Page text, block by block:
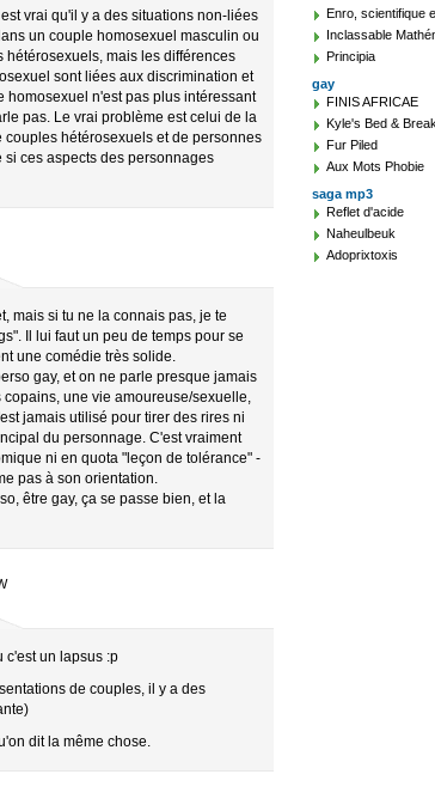
vrai qu'il y a des situations non-liées
un couple homosexuel masculin ou
mais les différences
sont liées aux discrimination et
n'est pas plus intéressant
pas. Le vrai problème est celui de la
hétérosexuels et de personnes
ces aspects des personnages
mais si tu ne la connais pas, je te
Il lui faut un peu de temps pour se
une comédie très solide.
gay, et on ne parle presque jamais
une vie amoureuse/sexuelle,
jamais utilisé pour tirer des rires ni
du personnage. C'est vraiment
ni en quota "leçon de tolérance" -
pas à son orientation.
être gay, ça se passe bien, et la
c'est un lapsus :p
de couples, il y a des
dit la même chose.
Enro, scientifique
Inclassable
Principia
gay
FINIS AFRICAE
Kyle's Bed &
Fur Piled
Aux Mots Phobie
saga mp3
Reflet d'acide
Naheulbeuk
Adoprixtoxis